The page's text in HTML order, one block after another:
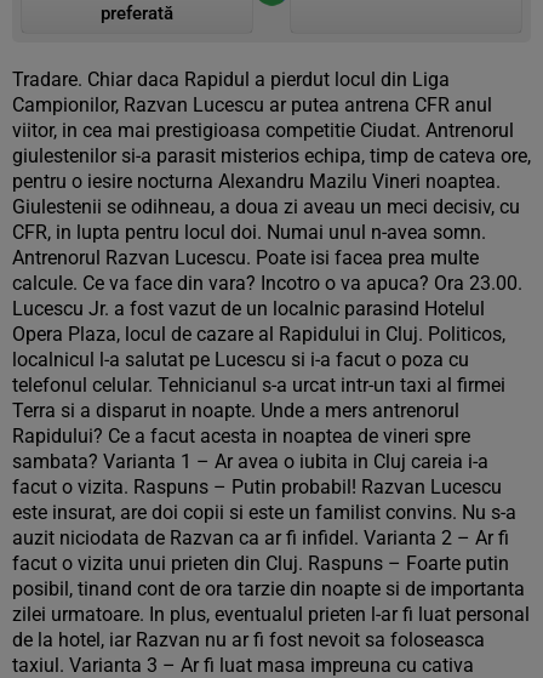
preferată
Tradare. Chiar daca Rapidul a pierdut locul din Liga
Campionilor, Razvan Lucescu ar putea antrena CFR anul
viitor, in cea mai prestigioasa competitie Ciudat. Antrenorul
giulestenilor si-a parasit misterios echipa, timp de cateva ore,
pentru o iesire nocturna Alexandru Mazilu Vineri noaptea.
Giulestenii se odihneau, a doua zi aveau un meci decisiv, cu
CFR, in lupta pentru locul doi. Numai unul n-avea somn.
Antrenorul Razvan Lucescu. Poate isi facea prea multe
calcule. Ce va face din vara? Incotro o va apuca? Ora 23.00.
Lucescu Jr. a fost vazut de un localnic parasind Hotelul
Opera Plaza, locul de cazare al Rapidului in Cluj. Politicos,
localnicul l-a salutat pe Lucescu si i-a facut o poza cu
telefonul celular. Tehnicianul s-a urcat intr-un taxi al firmei
Terra si a disparut in noapte. Unde a mers antrenorul
Rapidului? Ce a facut acesta in noaptea de vineri spre
sambata? Varianta 1 – Ar avea o iubita in Cluj careia i-a
facut o vizita. Raspuns – Putin probabil! Razvan Lucescu
este insurat, are doi copii si este un familist convins. Nu s-a
auzit niciodata de Razvan ca ar fi infidel. Varianta 2 – Ar fi
facut o vizita unui prieten din Cluj. Raspuns – Foarte putin
posibil, tinand cont de ora tarzie din noapte si de importanta
zilei urmatoare. In plus, eventualul prieten l-ar fi luat personal
de la hotel, iar Razvan nu ar fi fost nevoit sa foloseasca
taxiul. Varianta 3 – Ar fi luat masa impreuna cu cativa